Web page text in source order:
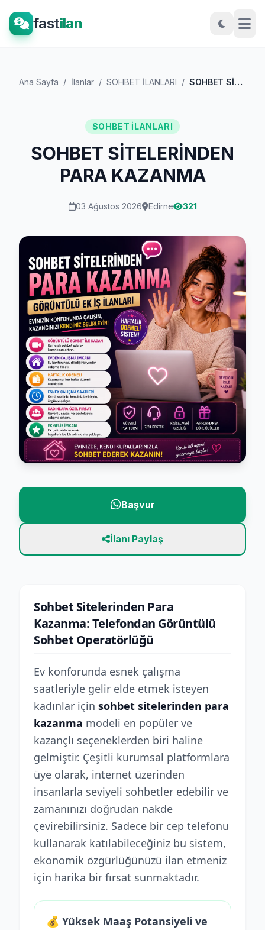
fastilan
Ana Sayfa / İlanlar / SOHBET İLANLARI / SOHBET SİTELERİNDEN PARA KAZANMA
SOHBET İLANLARI
SOHBET SİTELERİNDEN
PARA KAZANMA
03 Ağustos 2026 Edirne 321
Başvur
İlanı Paylaş
Sohbet Sitelerinden Para
Kazanma: Telefondan Görüntülü
Sohbet Operatörlüğü
Ev konforunda esnek çalışma
saatleriyle gelir elde etmek isteyen
kadınlar için sohbet sitelerinden para
kazanma modeli en popüler ve
kazançlı seçeneklerden biri haline
gelmiştir. Çeşitli kurumsal platformlara
üye olarak, internet üzerinden
insanlarla seviyeli sohbetler edebilir ve
zamanınızı doğrudan nakde
çevirebilirsiniz. Sadece bir cep telefonu
kullanarak katılabileceğiniz bu sistem,
ekonomik özgürlüğünüzü ilan etmeniz
için harika bir fırsat sunmaktadır.
💰 Yüksek Maaş Potansiyeli ve